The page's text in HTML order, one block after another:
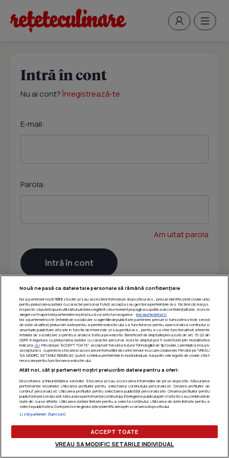
Intră în cont
Nu ai cont?Înregistrează-te
E-mail:
Parola:
Am uitat parola
Nouă ne pasă ca datele tale personale să rămână confidențiale
Noi și partenerii noștri 1019stocăm și/sau accesăm informații pe dispozitivul dvs., precum identificatorii cookie unici
pentru prelucrarea datelor cu caracter personal. Puteți accepta sau gestiona preferințele dvs. făcând clic mai jos,
respectiv vă puteți opune utilizării unui interes legitim în orice moment pe pagina cu politica de confidențialitate. Aceste
alegeri vor fi raportate partenerilor noștri și nu vă vor afecta navigarea.
Mai multe detalii
Noi si partenerii nostri (retelele de socializare si agentiile de publicitate partenere, precum si furnizorii nostri de servicii
de date analitice) prelucram date pentru a permite website-ului sa functioneze, pentru a personaliza continutul si
anunturile publicitare afisate in functie de interesele si/sau profilul dvs., pentru a va oferi functionalitati aferente
retelelor de socializare si pentru a analiza traficul pe website. Beneficiati de drepturile prevazute de art. 15-22 din
GDPR in legatura cu prelucrarea datelor cu caracter personal. Aceste drepturi pot fi exercitate prin modalitatea
indicata aici. Prin click pe “ACCEPT TOATE”, acceptati folosirea tuturor Tehnologiilor de tip Cookie, care implica inclusiv
acceptul dvs. cu privire la stocarea/accesarea informatiilor de catre Vendor-ii cu care colaboram. Prin click pe “VREAU
SA MODIFIC SETARILE INDIVIDUAL” puteti schimba preferintele in mod individual, mai putin cele legate de cookie strict
necesare pentru functionarea website-ului.
Atât noi, cât și partenerii noștri prelucrăm datele pentru a oferi:
Dezvoltarea și îmbunătățirea serviciilor. Stocarea și/sau accesarea informațiilor de pe un dispozitiv. Măsurarea
performanței reclamelor. Utilizarea profilurilor pentru selectarea conținutului personalizat. Crearea profilurilor de
conținut personalizat. Utilizarea profilurilor pentru selectarea publicității personalizate. Crearea profilurilor pentru
publicitate personalizată. Măsurarea performanței conținutului. Înțelegerea publicului prin statistici sau combinații de
date din surse diferite. Utilizarea datelor limitate pentru a selecta conținutul. Utilizarea de date limitate pentru a
selecta publicitatea. Date precise de geolocație și identificarea prin scanarea dispozitivului.
Listă parteneri (furnizori)
ACCEPT TOATE
VREAU SA MODIFIC SETARILE INDIVIDUAL